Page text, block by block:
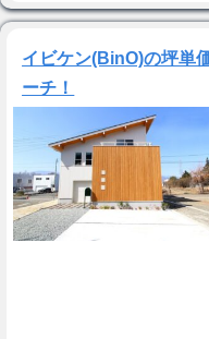
イビケン(BinO)の坪単
ーチ！